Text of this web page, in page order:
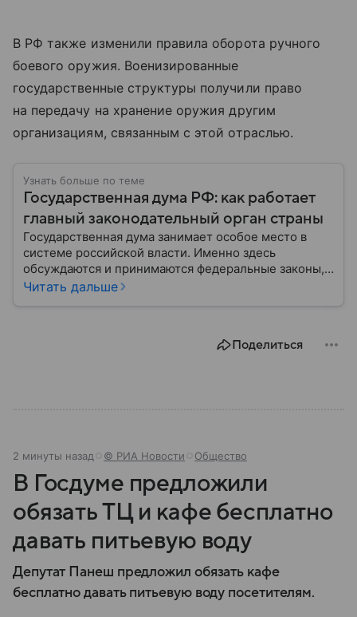
В РФ также изменили правила оборота ручного
боевого оружия. Военизированные
государственные структуры получили право
на передачу на хранение оружия другим
организациям, связанным с этой отраслью.
Узнать больше по теме
Государственная дума РФ: как работает
главный законодательный орган страны
Государственная дума занимает особое место в
системе российской власти. Именно здесь
обсуждаются и принимаются федеральные законы,
определяющие развитие государства, экономики и
Разбираемся, как устроена Госдума, какие
Читать дальше
Поделиться
2 минуты назад © РИА Новости Общество
В Госдуме предложили
обязать ТЦ и кафе бесплатно
давать питьевую воду
Депутат Панеш предложил обязать кафе
бесплатно давать питьевую воду посетителям.